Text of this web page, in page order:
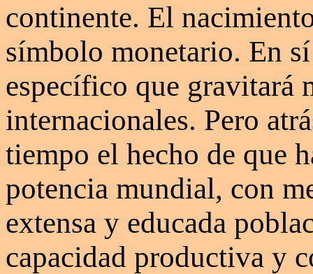
continente. El
símbolo monetario. En
específico que gravitará
internacionales. Pero
tiempo el hecho de que
potencia mundial, con
extensa y educada
capacidad productiva y